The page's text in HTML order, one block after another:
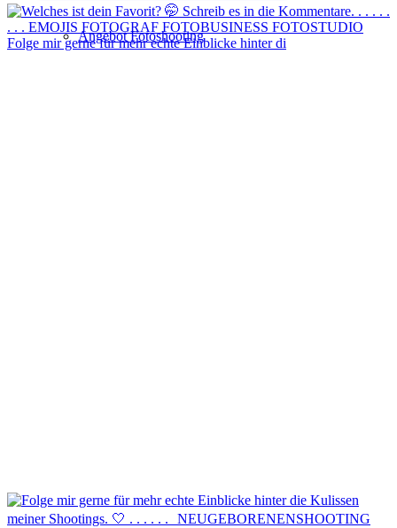
Angebot Fotoshooting
Folge mir gerne für mehr echte Einblicke hinter di